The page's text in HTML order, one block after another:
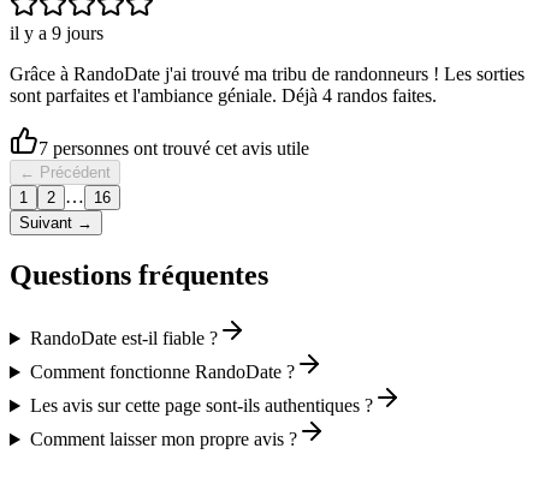
il y a 9 jours
Grâce à RandoDate j'ai trouvé ma tribu de randonneurs ! Les sorties
sont parfaites et l'ambiance géniale. Déjà 4 randos faites.
7 personnes onttrouvé cet avis utile
← Précédent
1
2 …
16
Suivant →
Questions fréquentes
RandoDate est-il fiable ?
Comment fonctionne RandoDate ?
Les avis sur cette page sont-ils authentiques ?
Comment laisser mon propre avis ?